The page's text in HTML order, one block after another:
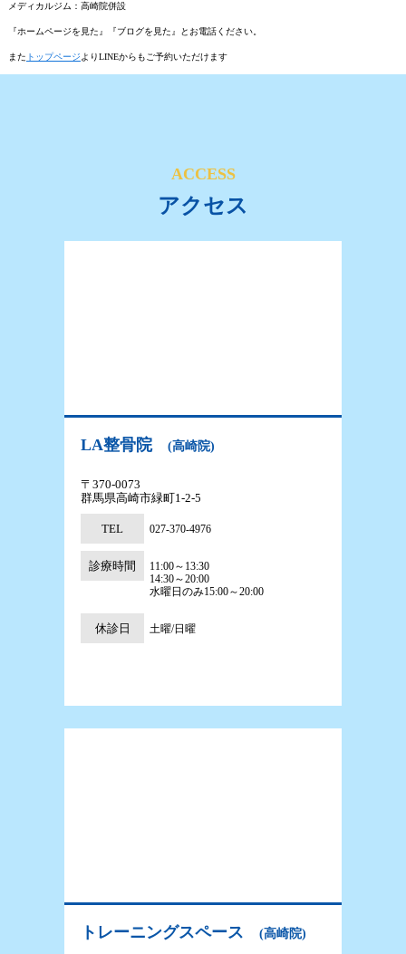
メディカルジム：高崎院併設
『ホームページを見た』『ブログを見た』とお電話ください。
また トップページ よりLINEからもご予約いただけます
ACCESS
アクセス
LA整骨院 (高崎院)
〒370-0073
群馬県高崎市緑町1-2-5
TEL 027-370-4976
診療時間
11:00～13:30
14:30～20:00
水曜日のみ15:00～20:00
休診日 土曜/日曜
トレーニングスペース (高崎院)